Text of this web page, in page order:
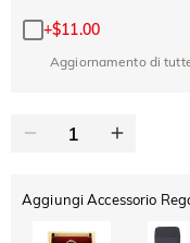
+$11.00
Aggiornamento di
Aggiungi Accessorio